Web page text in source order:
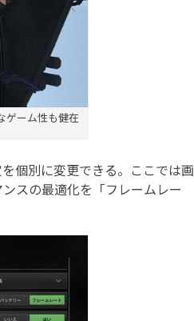
ゲーム性も健在
個別に変更できる。ここでは画
スの最適化を「フレームレー